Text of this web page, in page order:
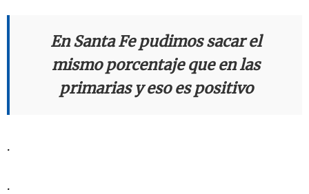
En Santa Fe pudimos sacar el
mismo porcentaje que en las
primarias y eso es positivo
.
.